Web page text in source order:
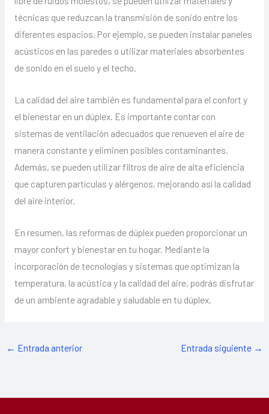
técnicas que reduzcan la transmisión de sonido entre los
diferentes espacios. Por ejemplo, se pueden instalar paneles
acústicos en las paredes o utilizar materiales absorbentes
de sonido en el suelo y el techo.
La calidad del aire también es fundamental para el confort y
el bienestar en un dúplex. Es importante contar con
sistemas de ventilación adecuados que renueven el aire de
manera constante y eliminen posibles contaminantes.
Además, se pueden utilizar filtros de aire de alta eficiencia
que capturen partículas y alérgenos, mejorando así la calidad
del aire interior.
En resumen, las reformas de dúplex pueden proporcionar un
mayor confort y bienestar en tu hogar. Mediante la
incorporación de tecnologías y sistemas que optimizan la
temperatura, la acústica y la calidad del aire, podrás disfrutar
de un ambiente agradable y saludable en tu dúplex.
← Entrada anterior Entrada siguiente →